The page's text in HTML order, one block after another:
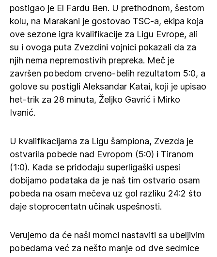
postigao je El Fardu Ben. U prethodnom, šestom
kolu, na Marakani je gostovao TSC-a, ekipa koja
ove sezone igra kvalifikacije za Ligu Evrope, ali
su i ovoga puta Zvezdini vojnici pokazali da za
njih nema nepremostivih prepreka. Meč je
završen pobedom crveno-belih rezultatom 5:0, a
golove su postigli Aleksandar Katai, koji je upisao
het-trik za 28 minuta, Željko Gavrić i Mirko
Ivanić.
U kvalifikacijama za Ligu šampiona, Zvezda je
ostvarila pobede nad Evropom (5:0) i Tiranom
(1:0). Kada se pridodaju superligaški uspesi
dobijamo podataka da je naš tim ostvario osam
pobeda na osam mečeva uz gol razliku 24:2 što
daje stoprocentatn učinak uspešnosti.
Verujemo da će naši momci nastaviti sa ubeljivim
pobedama već za nešto manje od dve sedmice